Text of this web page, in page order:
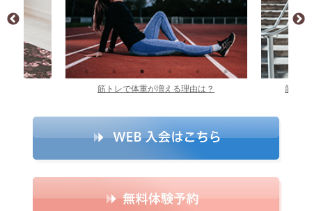
筋トレを毎日やった結果どうなる？ 筋トレ